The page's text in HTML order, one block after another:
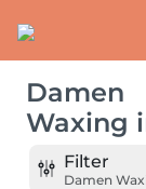
Damen
Waxing
Filter
Damen